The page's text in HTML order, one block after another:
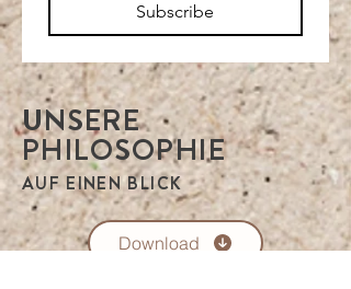
Subscribe
UNSERE
PHILOSOPHIE
AUF EINEN BLICK
Download